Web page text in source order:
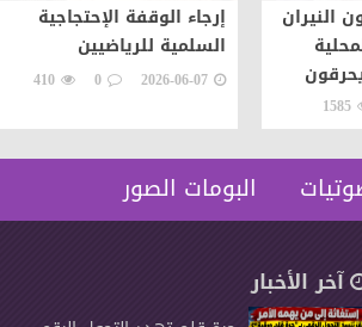
النيران
تنفيذ
1585
إرجاء الوقفة الإحتجاجية
السلمية للرياضيين
2026-06-07
0
410
البومات الصور
آخر الأخبار